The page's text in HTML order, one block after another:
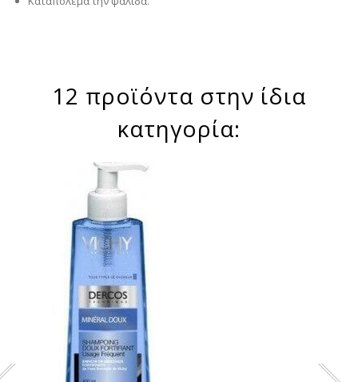
12 προϊόντα στην ίδια
κατηγορία: